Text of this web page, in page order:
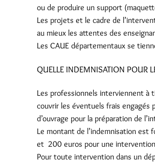
ou de produire un support
Les projets et le cadre de
au mieux les attentes des
Les CAUE départementaux se
QUELLE INDEMNISATION POUR
Les professionnels interviennent à
couvrir les éventuels frais engagés
d’ouvrage pour la préparation de
Le montant de l’indemnisation
et 200 euros pour une
Pour toute intervention dans un